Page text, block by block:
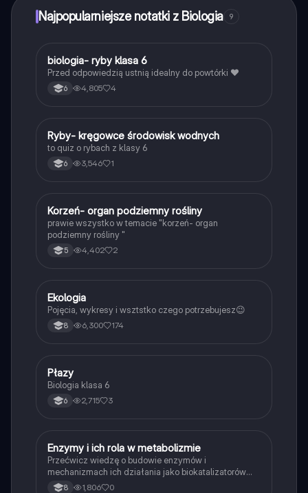
które również możesz otrzymać za darmo. Dodatkowo
Najpopularniejsze notatki z Biologia 9
BBiologia
biologia- ryby klasa 6
Przed odpowiedzią ustnią idealny do powtórki ❤️
6 4,805 4
RBiologia
Ryby- kręgowce środowisk wodnych
to quiz o rybach z klasy 6
6 3,546 1
KBiologia
Korzeń- organ podziemny rośliny
prawie wszystko w temacie "korzeń- organ
podziemny rośliny "
5 4,402 2
Biologia
Ekologia
Pojęcia, wykresy i wsztstko czego potrzebujesz😉
8 6,300 174
PBiologia
Płazy
Biologia klasa 6
6 2,715 3
EBiologia
Enzymy i ich rola w metabolizmie
Przećwicz wiedzę o budowie enzymów i
mechanizmach ich działania jako biokatalizatorów
przyspieszających reakcje.
8 1,806 0